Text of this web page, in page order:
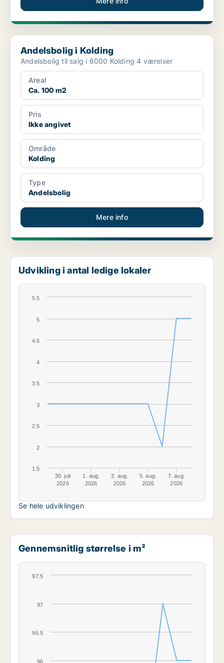
Andelsbolig i Kolding
Andelsbolig i Kolding
Andelsbolig til salg i 6000 Kolding 4 værelser
Areal
Ca. 100 m2
Pris
Ikke angivet
Område
Kolding
Type
Andelsbolig
Mere info
Udvikling i antal ledige lokaler
30. juli
2026
1. aug.
2026
3. aug.
2026
5. aug.
2026
7. aug.
2026
1.5
2
2.5
3
3.5
4
4.5
5
5.5
Se hele udviklingen
Gennemsnitlig størrelse i m²
96
96.5
97
97.5